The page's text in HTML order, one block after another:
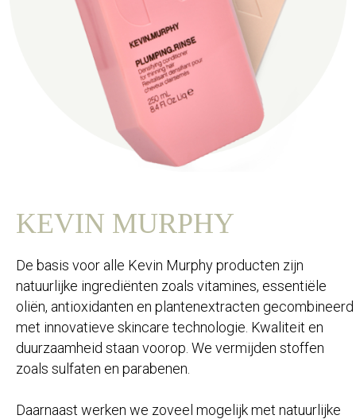
KEVIN MURPHY
De basis voor alle Kevin Murphy producten zijn
natuurlijke ingrediënten zoals vitamines, essentiële
oliën, antioxidanten en plantenextracten gecombineerd
met innovatieve skincare technologie. Kwaliteit en
duurzaamheid staan voorop. We vermijden stoffen
zoals sulfaten en parabenen.
Daarnaast werken we zoveel mogelijk met natuurlijke